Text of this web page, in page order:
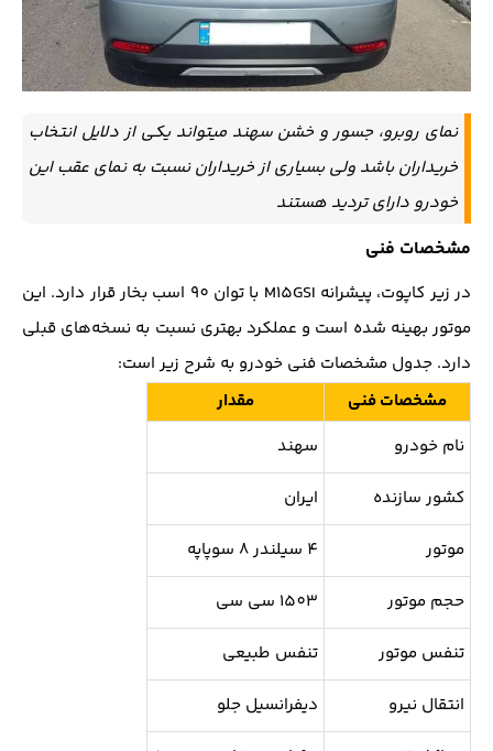
نمای روبرو، جسور و خشن سهند میتواند یکی از دلایل انتخاب
خریداران باشد ولی بسیاری از خریداران نسبت به نمای عقب این
خودرو دارای تردید هستند
مشخصات فنی
در زیر کاپوت، پیشرانه M15GSI با توان 90 اسب بخار قرار دارد. این
موتور بهینه شده است و عملکرد بهتری نسبت به نسخه‌های قبلی
دارد. جدول مشخصات فنی خودرو به شرح زیر است:
مقدار
مشخصات فنی
سهند
نام خودرو
ایران کشور سازنده
4 سیلندر 8 سوپاپه موتور
1503 سی سی حجم موتور
تنفس طبیعی تنفس موتور
دیفرانسیل جلو انتقال نیرو